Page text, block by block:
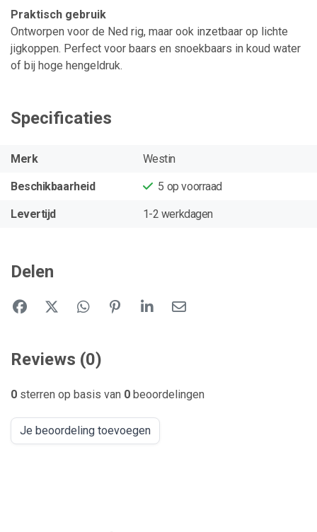
Praktisch gebruik
Ontworpen voor de Ned rig, maar ook inzetbaar op lichte
jigkoppen. Perfect voor baars en snoekbaars in koud water
of bij hoge hengeldruk.
Specificaties
Merk Westin
Beschikbaarheid 5 op voorraad
Levertijd 1-2 werkdagen
Delen
Reviews (0)
0 sterren op basis van 0 beoordelingen
Je beoordeling toevoegen